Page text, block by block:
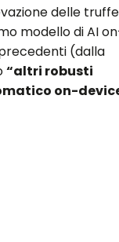
delle
modello di AI
(dalla
“altri robusti
on-